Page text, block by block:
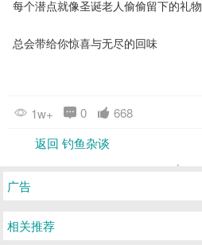
每个潜点就像圣诞老人偷偷留下的礼物
总会带给你惊喜与无尽的回味
1w+ 0
668
返回 钓鱼杂谈
广告
相关推荐